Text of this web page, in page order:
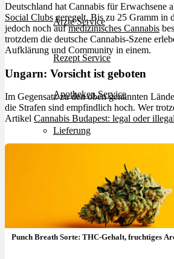
Ärzte Service
Rezept Service
Apotheken Service
Lieferung
Erfahrungen
Deutschland hat Cannabis für Erwachsene
Social Clubsgeregelt. Bis zu 25 Gramm in
jedoch noch aufmedizinisches Cannabis
trotzdem die deutsche Cannabis-Szene
Aufklärung und Community in einem.
Ungarn: Vorsicht ist geboten
Im Gegensatz zu den oben genannten
die Strafen sind empfindlich hoch. Wer
Artikel Cannabis Budapest: legal oder
Punch Breath Sorte: THC-Gehalt, fruchtiges